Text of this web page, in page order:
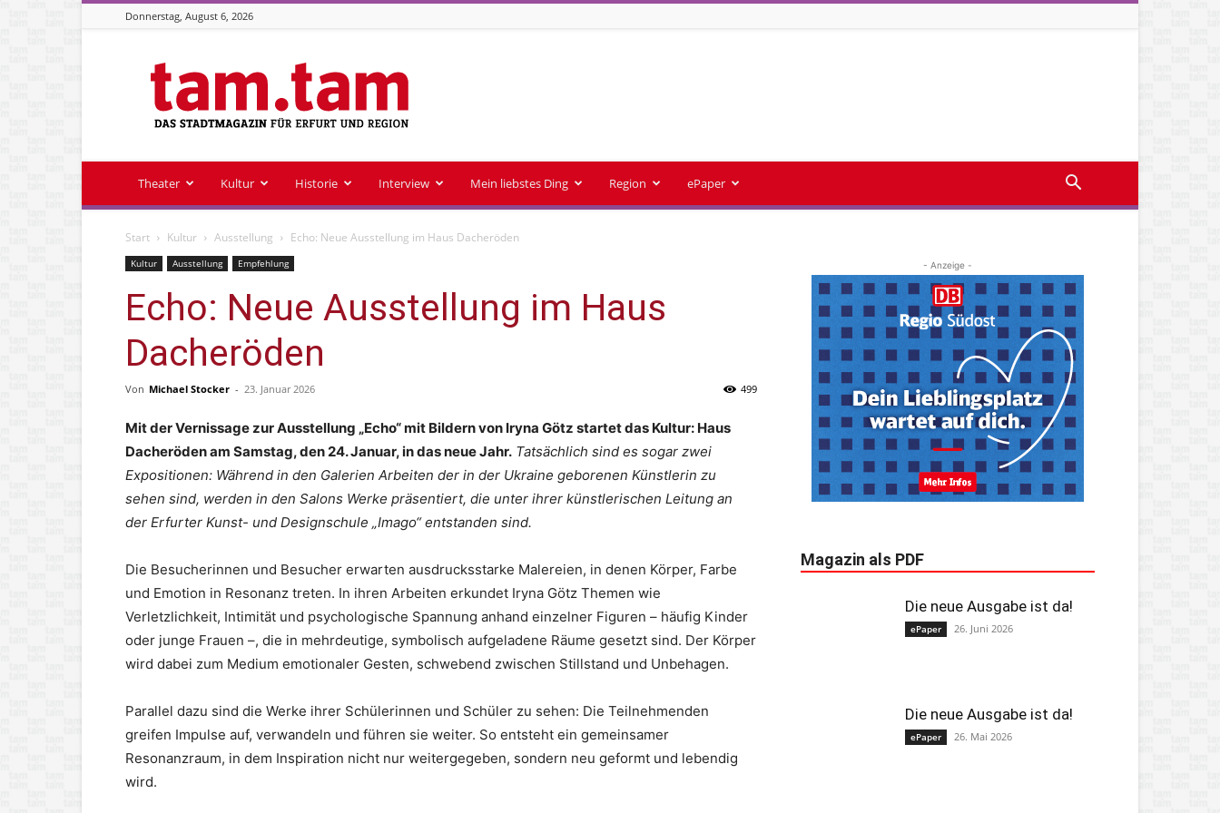
Donnerstag, August 6, 2026
Stadtmagazin
tam.tam
Theater Kultur Historie Interview Mein liebstes Ding Region ePaper
Start Kultur Ausstellung Echo: Neue Ausstellung im Haus Dacheröden
Kultur Ausstellung Empfehlung
Echo: Neue Ausstellung im Haus
Dacheröden
Von Michael Stocker - 23. Januar 2026 499
Mit der Vernissage zur Ausstellung „Echo“ mit Bildern von Iryna Götz startet das Kultur: Haus
Dacheröden am Samstag, den 24. Januar, in das neue Jahr. Tatsächlich sind es sogar zwei
Expositionen: Während in den Galerien Arbeiten der in der Ukraine geborenen Künstlerin zu
sehen sind, werden in den Salons Werke präsentiert, die unter ihrer künstlerischen Leitung an
der Erfurter Kunst- und Designschule „Imago“ entstanden sind.
Die Besucherinnen und Besucher erwarten ausdrucksstarke Malereien, in denen Körper, Farbe
und Emotion in Resonanz treten. In ihren Arbeiten erkundet Iryna Götz Themen wie
Verletzlichkeit, Intimität und psychologische Spannung anhand einzelner Figuren – häufig Kinder
oder junge Frauen –, die in mehrdeutige, symbolisch aufgeladene Räume gesetzt sind. Der Körper
wird dabei zum Medium emotionaler Gesten, schwebend zwischen Stillstand und Unbehagen.
Parallel dazu sind die Werke ihrer Schülerinnen und Schüler zu sehen: Die Teilnehmenden
greifen Impulse auf, verwandeln und führen sie weiter. So entsteht ein gemeinsamer
Resonanzraum, in dem Inspiration nicht nur weitergegeben, sondern neu geformt und lebendig
wird.
- Anzeige -
Magazin als PDF
Die neue Ausgabe ist da!
ePaper 26. Juni 2026
Die neue Ausgabe ist da!
ePaper 26. Mai 2026